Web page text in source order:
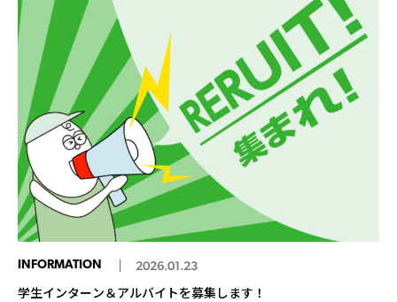
INFORMATION 2026.01.23
学生インターン＆アルバイトを募集します！